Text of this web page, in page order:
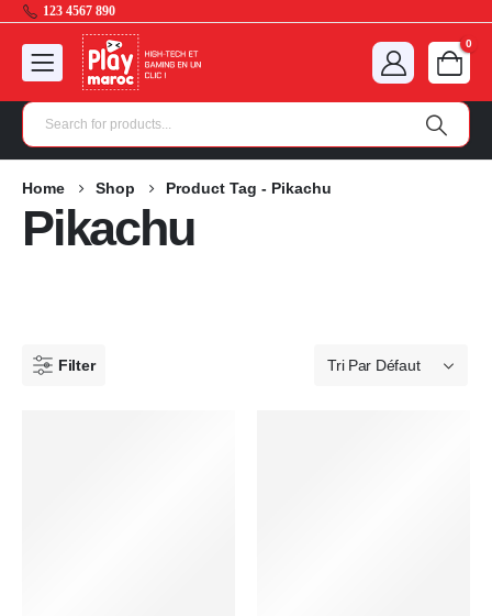
123 4567 890
0
Home Shop Product Tag - Pikachu
Pikachu
Filter